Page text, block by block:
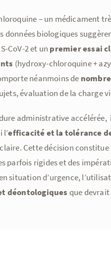
– un médicament
données biologiques
CoV-2 et un premier essai
(hydroxy-chloroquine +
néanmoins de
évaluation de la charge
administrative accélérée,
l’efficacité et la tolérance
Cette décision
parfois rigides et des
situation d’urgence,
déontologiques que